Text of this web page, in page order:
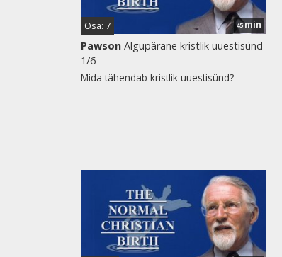
45min
Osa: 7
Pawson Algupärane kristlik uuestisünd
1/6
Mida tähendab kristlik uuestisünd?